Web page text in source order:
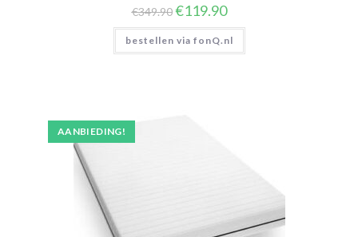
€349.90 Oorspronkelijke
prijs
was:
€349.90.
€119.90Huidige
prijs
is:
€119.90.
bestellen via fonQ.nl
AANBIEDING!